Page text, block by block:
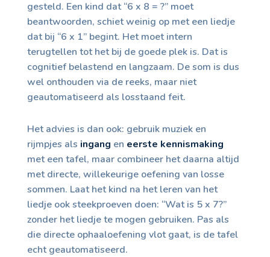
gesteld. Een kind dat “6 x 8 = ?” moet
beantwoorden, schiet weinig op met een liedje
dat bij “6 x 1” begint. Het moet intern
terugtellen tot het bij de goede plek is. Dat is
cognitief belastend en langzaam. De som is dus
wel onthouden via de reeks, maar niet
geautomatiseerd als losstaand feit.
Het advies is dan ook: gebruik muziek en
rijmpjes als ingang en eerste kennismaking
met een tafel, maar combineer het daarna altijd
met directe, willekeurige oefening van losse
sommen. Laat het kind na het leren van het
liedje ook steekproeven doen: “Wat is 5 x 7?”
zonder het liedje te mogen gebruiken. Pas als
die directe ophaaloefening vlot gaat, is de tafel
echt geautomatiseerd.